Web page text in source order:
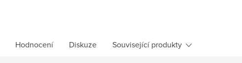
Hodnocení Diskuze Související produkty